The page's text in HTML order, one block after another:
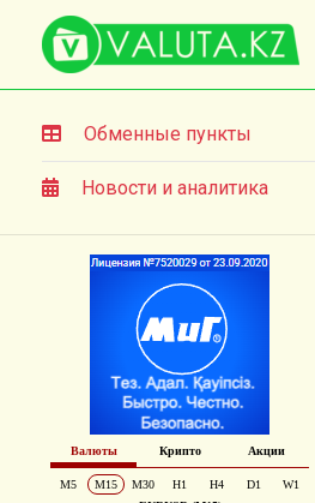
Обменные пункты
Новости и аналитика